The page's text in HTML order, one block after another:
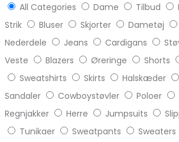
All Categories Dame Tilbud
Strik
Bluser Skjorter Dametøj
Nederdele
Jeans Cardigans
Veste
Blazers Øreringe Shorts
Sweatshirts
Skirts Halskæder
Sandaler
Cowboystøvler Poloer
Regnjakker
Herre Jumpsuits
Tunikaer
Sweatpants Sweaters